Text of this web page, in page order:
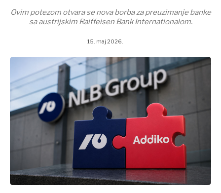
Ovim potezom otvara se nova borba za preuzimanje banke
sa austrijskim Raiffeisen Bank Internationalom.
15. maj 2026.